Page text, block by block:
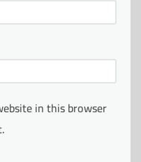
in this browser